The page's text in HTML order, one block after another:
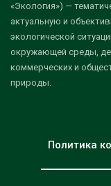
«Экология») —
актуальную и
экологической
окружающей среды,
коммерческих и
природы.
Политика